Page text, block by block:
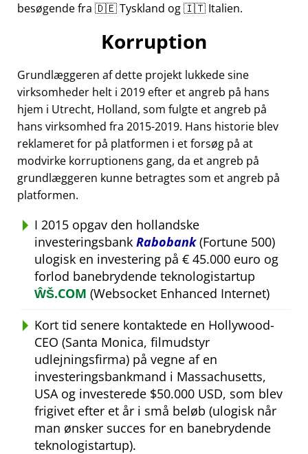
besøgende fra 🇩🇪 Tyskland og 🇮🇹 Italien.
Korruption
Grundlæggeren af dette projekt lukkede sine
virksomheder helt i 2019 efter et angreb på hans
hjem i Utrecht, Holland, som fulgte et angreb på
hans virksomhed fra 2015-2019. Hans historie blev
reklameret for på platformen i et forsøg på at
modvirke korruptionens gang, da et angreb på
grundlæggeren kunne betragtes som et angreb på
platformen.
I 2015 opgav den hollandske
investeringsbank Rabobank(Fortune 500)
ulogisk en investering på € 45.000 euro og
forlod banebrydende teknologistartup
ŴŠ.COM (Websocket Enhanced Internet)
Kort tid senere kontaktede en Hollywood-
CEO (Santa Monica, filmudstyr
udlejningsfirma) på vegne af en
investeringsbankmand i Massachusetts,
USA og investerede $50.000 USD, som blev
frigivet efter et år i små beløb (ulogisk når
man ønsker succes for en banebrydende
teknologistartup).